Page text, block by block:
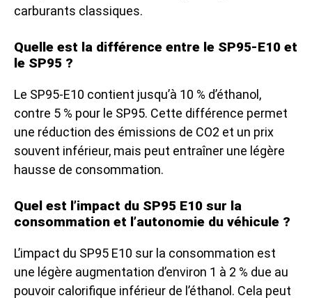
carburants classiques.
Quelle est la différence entre le SP95-E10 et
le SP95 ?
Le SP95-E10 contient jusqu’à 10 % d’éthanol,
contre 5 % pour le SP95. Cette différence permet
une réduction des émissions de CO2 et un prix
souvent inférieur, mais peut entraîner une légère
hausse de consommation.
Quel est l’impact du SP95 E10 sur la
consommation et l’autonomie du véhicule ?
L’impact du SP95 E10 sur la consommation est
une légère augmentation d’environ 1 à 2 % due au
pouvoir calorifique inférieur de l’éthanol. Cela peut